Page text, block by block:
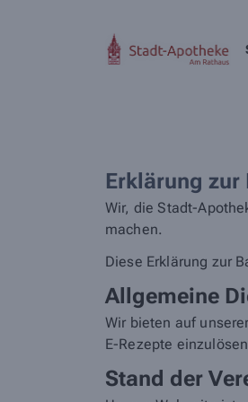
Erklärung
Wir, die Stadt-
machen.
Diese Erklärung zur
Allgemeine
Wir bieten auf
E-Rezepte
Stand der